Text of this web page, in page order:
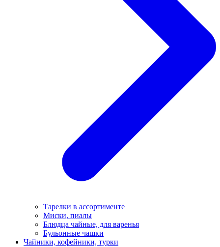
Тарелки в ассортименте
Миски, пиалы
Блюдца чайные, для варенья
Бульонные чашки
Чайники, кофейники, турки